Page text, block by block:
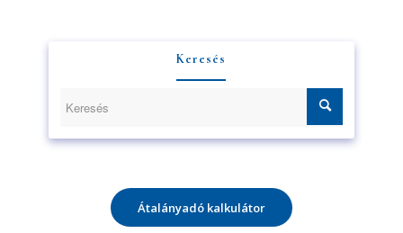
Keresés
Átalányadó kalkulátor